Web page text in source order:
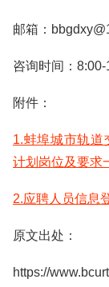
邮箱：
咨询时间：8:00-
附件：
1.蚌埠城市轨道
计划岗位及要求
2.应聘人员信息
原文出处：
https://